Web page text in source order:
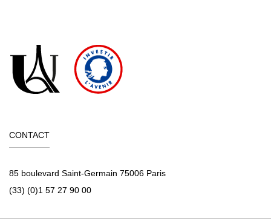
CONTACT
85 boulevard Saint-Germain 75006 Paris
(33) (0)1 57 27 90 00